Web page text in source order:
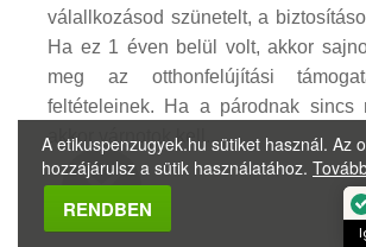
válallkozásod szünetelt, a
Ha ez 1 éven belül volt, akkor
meg az otthonfelújítási
feltételeinek. Ha a párodnak sincs
akkor várnotok kell...
A etikuspenzugyek.hu sütiket használ. Az
hozzájárulsz a sütik használatához.
RENDBEN